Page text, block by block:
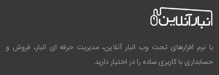
با نرم افزارهای تحت وب انبار آنلاین، مدیریت حرفه ای انبار، فروش و
حسابداری با کاربری ساده را در اختیار دارید.